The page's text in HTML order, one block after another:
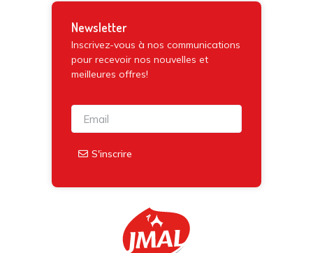
Newsletter
Inscrivez-vous à nos communications
pour recevoir nos nouvelles et
meilleures offres!
S'inscrire